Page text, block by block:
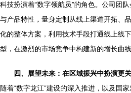
科技扮演着“数字领航员”的角色。公司团
与产品特性，量身定制从线上渠道开拓、
化的整体方案，利用技术手段打通线上线
型，在激烈的市场竞争中构建新的增长曲线
四、展望未来：在区域振兴中扮演更
随着“数字龙江”建设的深入推进，以及国